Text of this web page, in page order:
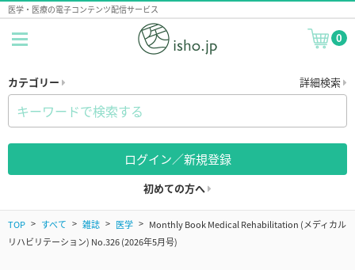
医学・医療の電子コンテンツ配信サービス
0
カテゴリー 詳細検索
ログイン／新規登録
初めての方へ
TOP すべて 雑誌 医学
Monthly Book Medical Rehabilitation (メディカル
リハビリテーション) No.326 (2026年5月号)